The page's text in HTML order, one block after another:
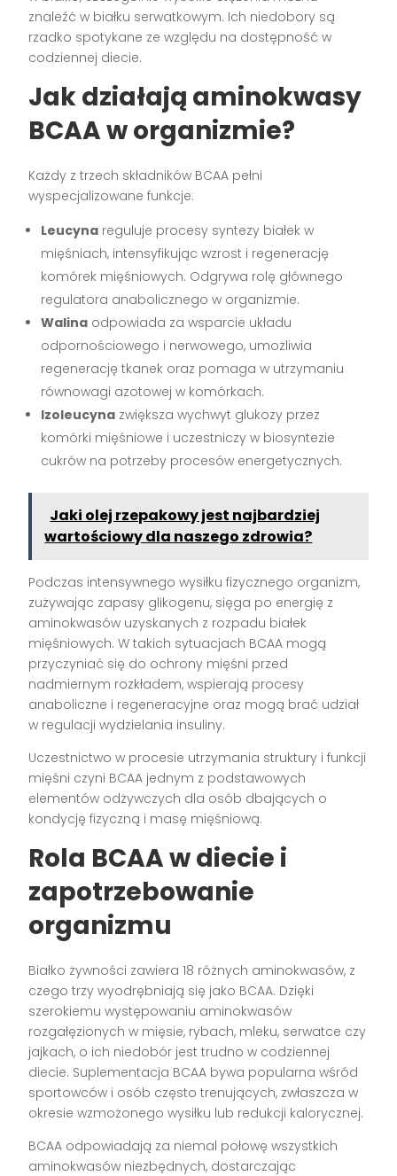
znaleźć w białku serwatkowym. Ich niedobory są
rzadko spotykane ze względu na dostępność w
codziennej diecie.
Jak działają aminokwasy
BCAA w organizmie?
Każdy z trzech składników BCAA pełni
wyspecjalizowane funkcje:
Leucyna reguluje procesy syntezy białek w
mięśniach, intensyfikując wzrost i regenerację
komórek mięśniowych. Odgrywa rolę głównego
regulatora anabolicznego w organizmie.
Walina odpowiada za wsparcie układu
odpornościowego i nerwowego, umożliwia
regenerację tkanek oraz pomaga w utrzymaniu
równowagi azotowej w komórkach.
Izoleucyna zwiększa wychwyt glukozy przez
komórki mięśniowe i uczestniczy w biosyntezie
cukrów na potrzeby procesów energetycznych.
Jaki olej rzepakowy jest najbardziej
wartościowy dla naszego zdrowia?
Podczas intensywnego wysiłku fizycznego organizm,
zużywając zapasy glikogenu, sięga po energię z
aminokwasów uzyskanych z rozpadu białek
mięśniowych. W takich sytuacjach BCAA mogą
przyczyniać się do ochrony mięśni przed
nadmiernym rozkładem, wspierają procesy
anaboliczne i regeneracyjne oraz mogą brać udział
w regulacji wydzielania insuliny.
Uczestnictwo w procesie utrzymania struktury i funkcji
mięśni czyni BCAA jednym z podstawowych
elementów odżywczych dla osób dbających o
kondycję fizyczną i masę mięśniową.
Rola BCAA w diecie i
zapotrzebowanie
organizmu
Białko żywności zawiera 18 różnych aminokwasów, z
czego trzy wyodrębniają się jako BCAA. Dzięki
szerokiemu występowaniu aminokwasów
rozgałęzionych w mięsie, rybach, mleku, serwatce czy
jajkach, o ich niedobór jest trudno w codziennej
diecie. Suplementacja BCAA bywa popularna wśród
sportowców i osób często trenujących, zwłaszcza w
okresie wzmożonego wysiłku lub redukcji kalorycznej.
BCAA odpowiadają za niemal połowę wszystkich
aminokwasów niezbędnych, dostarczając